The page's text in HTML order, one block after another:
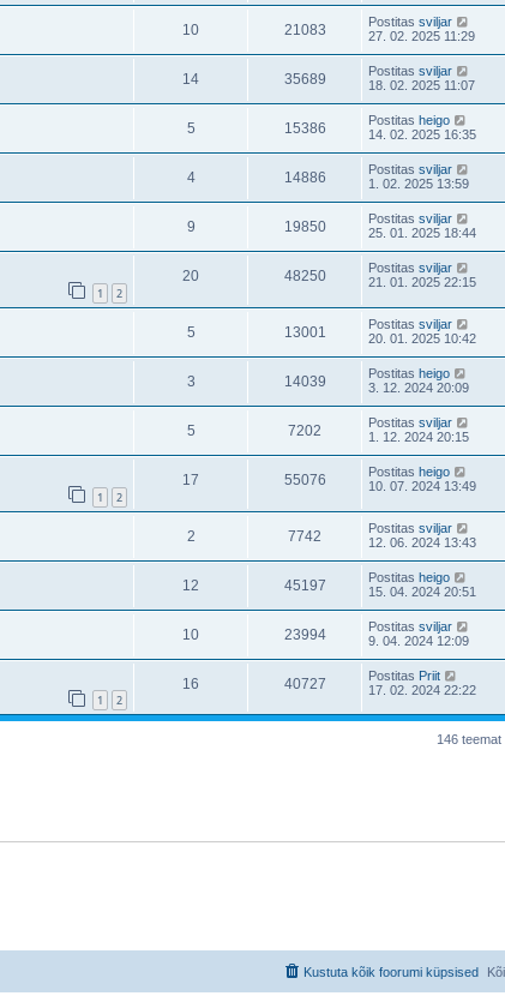
10 21083 Postitas sviljar
27. 02. 2025 11:29
14 35689 Postitas sviljar
18. 02. 2025 11:07
5 15386 Postitas heigo
14. 02. 2025 16:35
4 14886 Postitas sviljar
1. 02. 2025 13:59
9 19850 Postitas sviljar
25. 01. 2025 18:44
1 2
20 48250 Postitas sviljar
21. 01. 2025 22:15
5 13001 Postitas sviljar
20. 01. 2025 10:42
3 14039 Postitas heigo
3. 12. 2024 20:09
5 7202 Postitas sviljar
1. 12. 2024 20:15
1 2
17 55076 Postitas heigo
10. 07. 2024 13:49
2 7742 Postitas sviljar
12. 06. 2024 13:43
12 45197 Postitas heigo
15. 04. 2024 20:51
10 23994 Postitas sviljar
9. 04. 2024 12:09
1 2
16 40727 Postitas Priit
17. 02. 2024 22:22
146 teemat
Kustuta kõik foorumi küpsised